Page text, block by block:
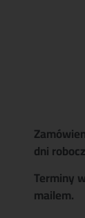
dni
Terminy
mailem.